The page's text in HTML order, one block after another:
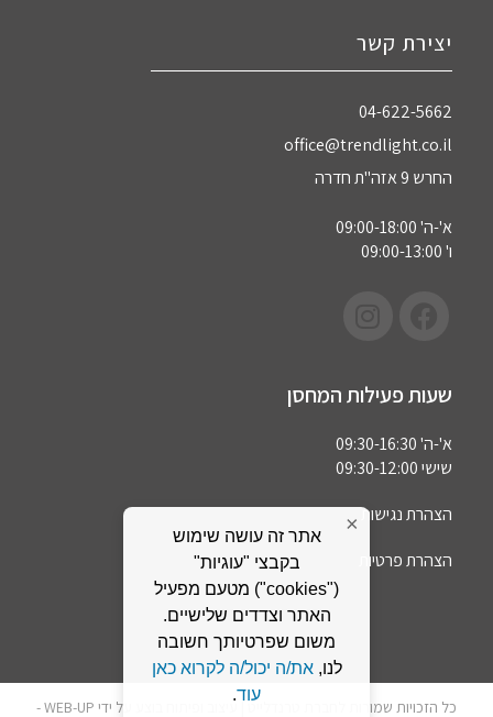
יצירת קשר
04-622-5662‏
office@trendlight.co.il
החרש 9 אזה"ת חדרה
א'-ה' 09:00-18:00
ו' 09:00-13:00
שעות פעילות המחסן
א'-ה' 09:30-16:30
שישי 09:30-12:00
הצהרת נגישות
הצהרת פרטיות
כל הזכויות שמורות לחברת טרנדלייט | עיצוב ופיתוח בוצע על ידי WEB-UP -
×
אתר זה עושה שימוש
בקבצי "עוגיות"
("cookies") מטעם מפעיל
האתר וצדדים שלישיים.
משום שפרטיותך חשובה
לנו,את/ה יכול/ה לקרוא כאן
עוד.